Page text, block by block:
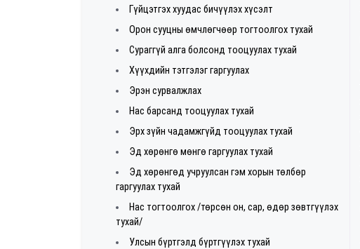
Гүйцэтгэх хуудас бичүүлэх хүсэлт
Орон сууцны өмчлөгчөөр тогтоолгох тухай
Сураггүй алга болсонд тооцуулах тухай
Хүүхдийн тэтгэлэг гаргуулах
Эрэн сурвалжлах
Нас барсанд тооцуулах тухай
Эрх зүйн чадамжгүйд тооцуулах тухай
Эд хөрөнгө мөнгө гаргуулах тухай
Эд хөрөнгөд учруулсан гэм хорын төлбөр
гаргуулах тухай
Нас тогтоолгох /төрсөн он, сар, өдөр зөвтгүүлэх
тухай/
Улсын бүртгэлд бүртгүүлэх тухай